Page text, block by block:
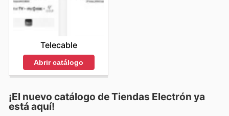
Telecable
Abrir catálogo
¡El nuevo catálogo deTiendas Electrón ya
está aquí!